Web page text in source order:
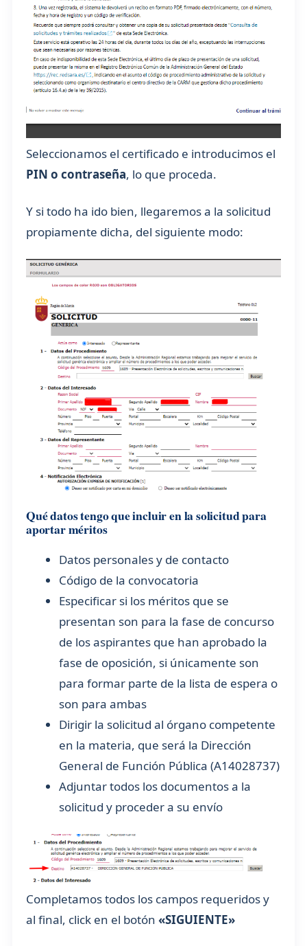
Seleccionamos el certificado e introducimos el
PIN o contraseña, lo que proceda.
Y si todo ha ido bien, llegaremos a la solicitud
propiamente dicha, del siguiente modo:
Qué datos tengo que incluir en la solicitud para
aportar méritos
Datos personales y de contacto
Código de la convocatoria
Especificar si los méritos que se
presentan son para la fase de concurso
de los aspirantes que han aprobado la
fase de oposición, si únicamente son
para formar parte de la lista de espera o
son para ambas
Dirigir la solicitud al órgano competente
en la materia, que será la Dirección
General de Función Pública (A14028737)
Adjuntar todos los documentos a la
solicitud y proceder a su envío
Completamos todos los campos requeridos y
al final, click en el botón «SIGUIENTE»